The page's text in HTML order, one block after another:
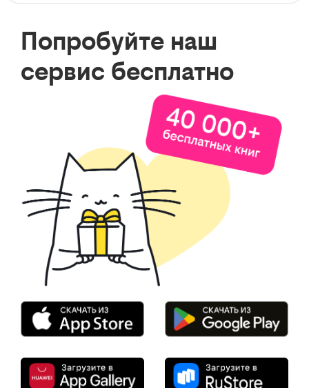
Попробуйте наш
сервис бесплатно